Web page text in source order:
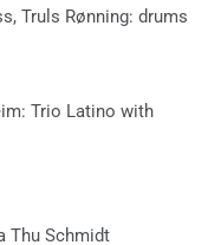
Truls Rønning: drums
Trio Latino with
Thu Schmidt